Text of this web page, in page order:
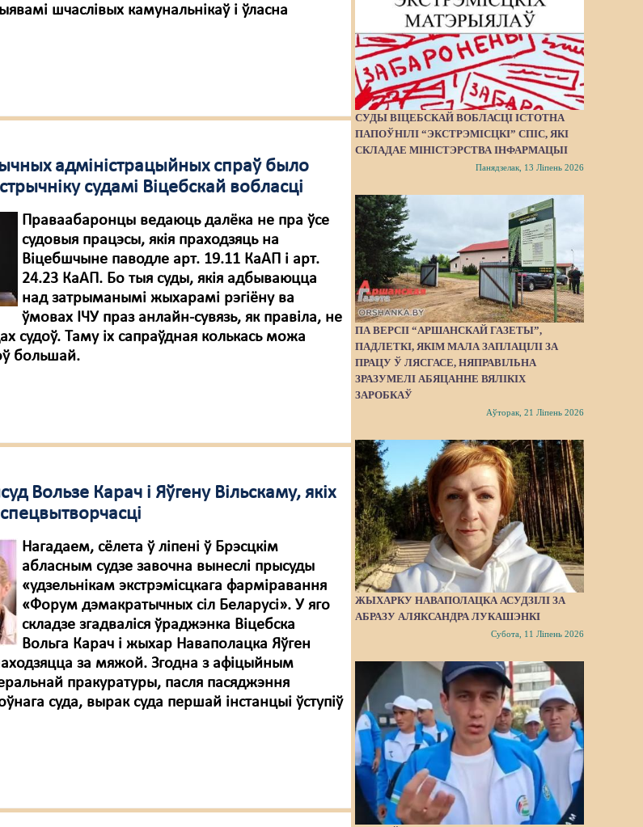
шчаслівых камунальнікаў і ўласна
адміністрацыйных спраў было
судамі Віцебскай вобласці
Праваабаронцы ведаюць далёка не пра ўсе
судовыя працэсы, якія праходзяць на
Віцебшчыне паводле арт. 19.11 КаАП і арт.
24.23 КаАП. Бо тыя суды, якія адбываюцца
над затрыманымі жыхарамі рэгіёну ва
ўмовах ІЧУ праз анлайн-сувязь, як правіла, не
судоў. Таму іх сапраўдная колькась можа
большай.
Вользе Карач і Яўгену Вільскаму, якіх
Нагадаем, сёлета ў ліпені ў Брэсцкім
абласным судзе завочна вынеслі прысуды
«удзельнікам экстрэмісцкага фарміравання
«Форум дэмакратычных сіл Беларусі». У яго
складзе згадваліся ўраджэнка Віцебска
Вольга Карач і жыхар Наваполацка Яўген
за мяжой. Згодна з афіцыйным
пракуратуры, пасля пасяджэння
суда, вырак суда першай інстанцыі ўступіў
СУДЫ ВІЦЕБСКАЙ ВОБЛАСЦІ ІСТОТНА
ПАПОЎНІЛІ “ЭКСТРЭМІСЦКІ” СПІС, ЯКІ
СКЛАДАЕ МІНІСТЭРСТВА ІНФАРМАЦЫІ
Панядзелак, 13 Ліпень 2026
ПА ВЕРСІІ “АРШАНСКАЙ ГАЗЕТЫ”,
ПАДЛЕТКІ, ЯКІМ МАЛА ЗАПЛАЦІЛІ ЗА
ПРАЦУ Ў ЛЯСГАСЕ, НЯПРАВІЛЬНА
ЗРАЗУМЕЛІ АБЯЦАННЕ ВЯЛІКІХ
ЗАРОБКАЎ
Аўторак, 21 Ліпень 2026
ЖЫХАРКУ НАВАПОЛАЦКА АСУДЗІЛІ ЗА
АБРАЗУ АЛЯКСАНДРА ЛУКАШЭНКІ
Субота, 11 Ліпень 2026